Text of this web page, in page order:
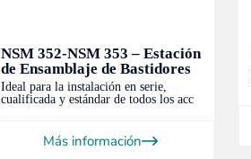
NSM 352-NSM 353 – Estación
de Ensamblaje de Bastidores
Ideal para la instalación en serie,
cualificada y estándar de todos los acc
Más información